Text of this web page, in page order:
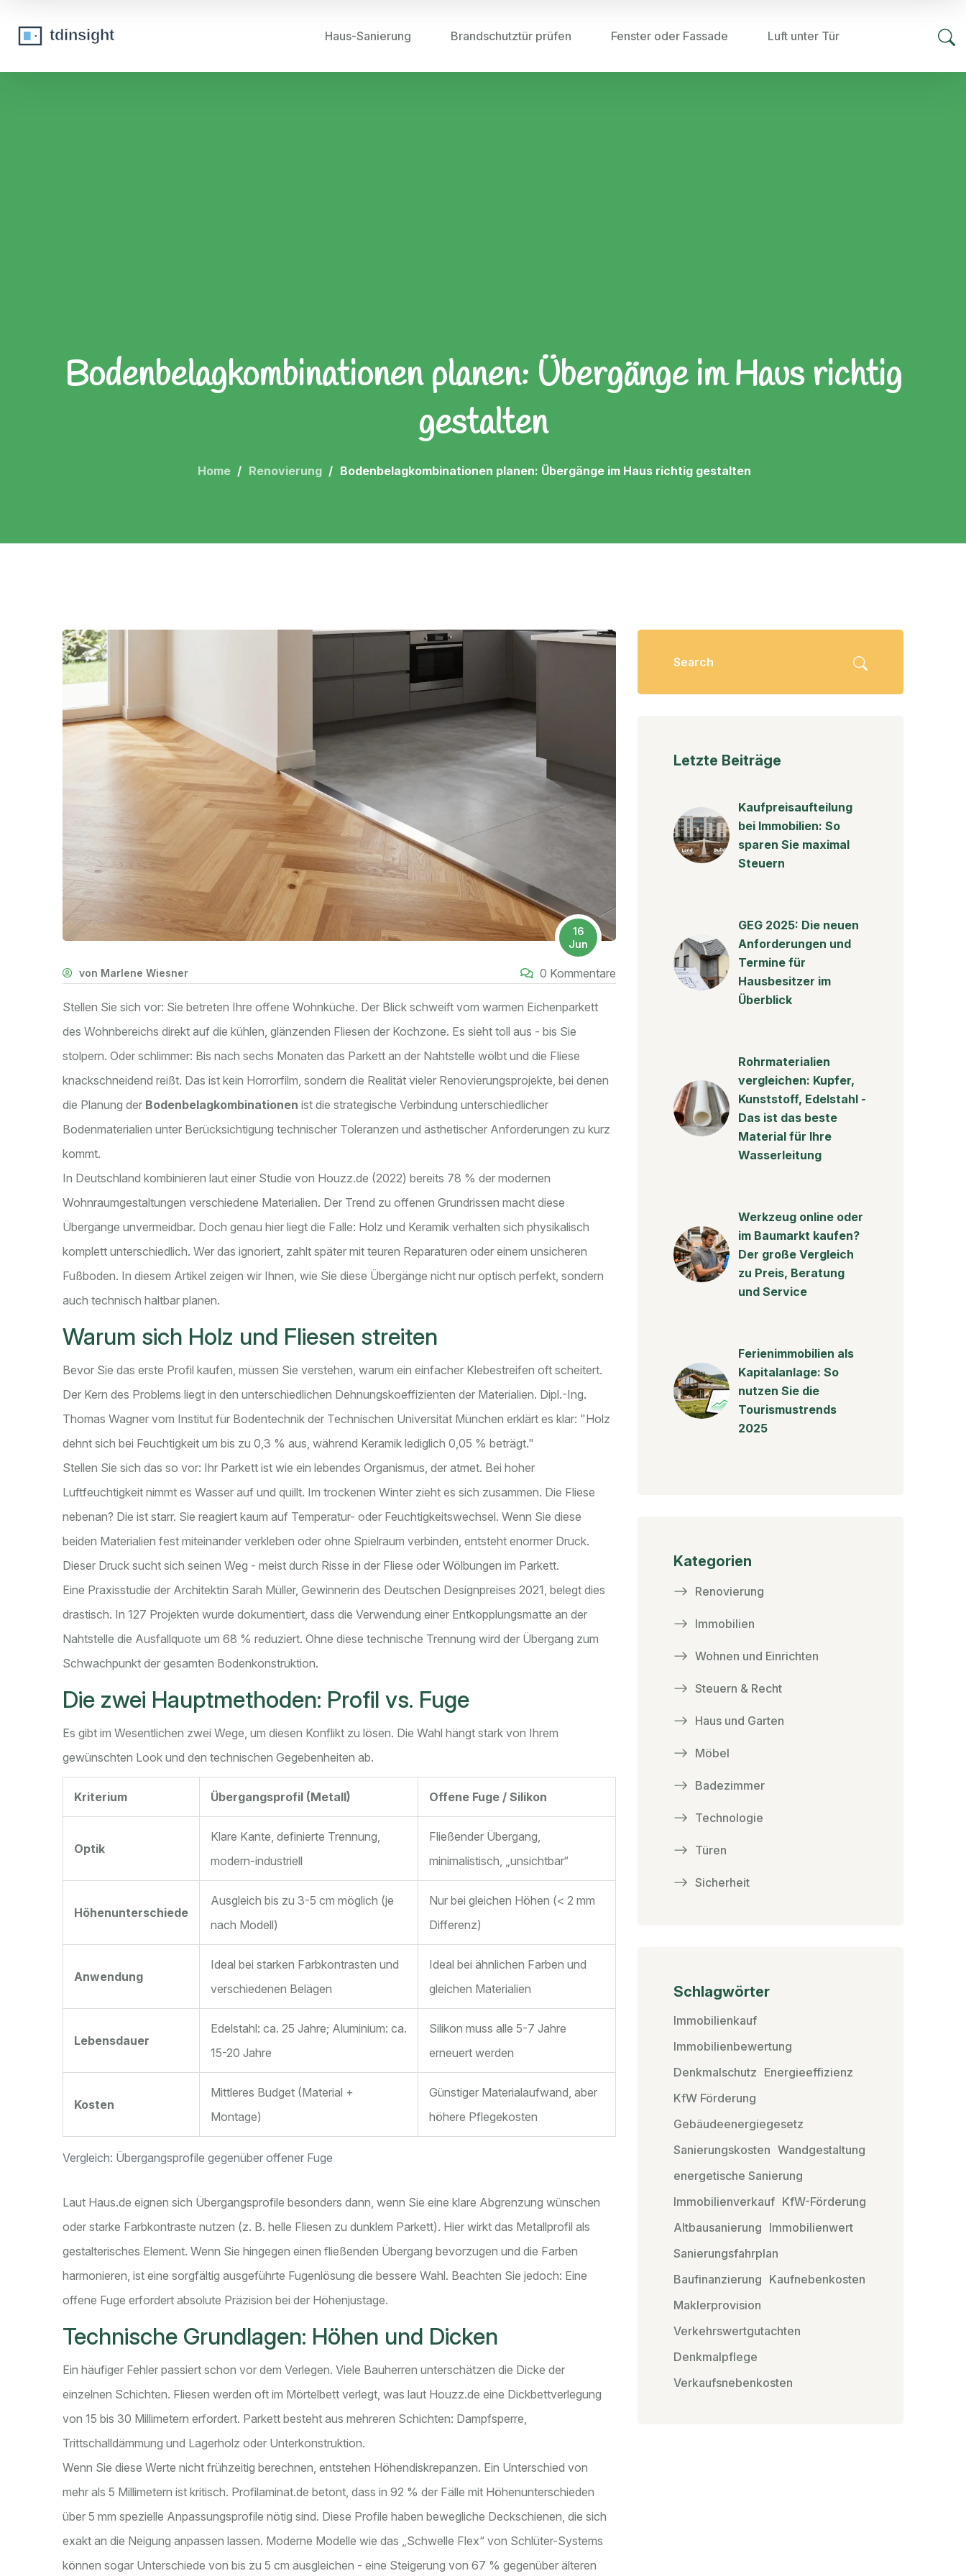
Haus-Sanierung Brandschutztür prüfen Fenster oder Fassade Luft unter Tür
Bodenbelagkombinationen planen: Übergänge im Haus richtig
gestalten
Home Renovierung Bodenbelagkombinationen planen: Übergänge im Haus richtig gestalten
16
Jun
von Marlene Wiesner 0 Kommentare
Stellen Sie sich vor: Sie betreten Ihre offene Wohnküche. Der Blick schweift vom warmen Eichenparkett
des Wohnbereichs direkt auf die kühlen, glänzenden Fliesen der Kochzone. Es sieht toll aus - bis Sie
stolpern. Oder schlimmer: Bis nach sechs Monaten das Parkett an der Nahtstelle wölbt und die Fliese
knackschneidend reißt. Das ist kein Horrorfilm, sondern die Realität vieler Renovierungsprojekte, bei denen
die Planung der Bodenbelagkombinationen ist die strategische Verbindung unterschiedlicher
Bodenmaterialien unter Berücksichtigung technischer Toleranzen und ästhetischer Anforderungen zu kurz
kommt.
In Deutschland kombinieren laut einer Studie von Houzz.de (2022) bereits 78 % der modernen
Wohnraumgestaltungen verschiedene Materialien. Der Trend zu offenen Grundrissen macht diese
Übergänge unvermeidbar. Doch genau hier liegt die Falle: Holz und Keramik verhalten sich physikalisch
komplett unterschiedlich. Wer das ignoriert, zahlt später mit teuren Reparaturen oder einem unsicheren
Fußboden. In diesem Artikel zeigen wir Ihnen, wie Sie diese Übergänge nicht nur optisch perfekt, sondern
auch technisch haltbar planen.
Warum sich Holz und Fliesen streiten
Bevor Sie das erste Profil kaufen, müssen Sie verstehen, warum ein einfacher Klebestreifen oft scheitert.
Der Kern des Problems liegt in den unterschiedlichen Dehnungskoeffizienten der Materialien. Dipl.-Ing.
Thomas Wagner vom Institut für Bodentechnik der Technischen Universität München erklärt es klar: "Holz
dehnt sich bei Feuchtigkeit um bis zu 0,3 % aus, während Keramik lediglich 0,05 % beträgt."
Stellen Sie sich das so vor: Ihr Parkett ist wie ein lebendes Organismus, der atmet. Bei hoher
Luftfeuchtigkeit nimmt es Wasser auf und quillt. Im trockenen Winter zieht es sich zusammen. Die Fliese
nebenan? Die ist starr. Sie reagiert kaum auf Temperatur- oder Feuchtigkeitswechsel. Wenn Sie diese
beiden Materialien fest miteinander verkleben oder ohne Spielraum verbinden, entsteht enormer Druck.
Dieser Druck sucht sich seinen Weg - meist durch Risse in der Fliese oder Wölbungen im Parkett.
Eine Praxisstudie der Architektin Sarah Müller, Gewinnerin des Deutschen Designpreises 2021, belegt dies
drastisch. In 127 Projekten wurde dokumentiert, dass die Verwendung einer Entkopplungsmatte an der
Nahtstelle die Ausfallquote um 68 % reduziert. Ohne diese technische Trennung wird der Übergang zum
Schwachpunkt der gesamten Bodenkonstruktion.
Die zwei Hauptmethoden: Profil vs. Fuge
Es gibt im Wesentlichen zwei Wege, um diesen Konflikt zu lösen. Die Wahl hängt stark von Ihrem
gewünschten Look und den technischen Gegebenheiten ab.
Vergleich: Übergangsprofile gegenüber offener Fuge
Kriterium Übergangsprofil (Metall) Offene Fuge / Silikon
Optik
Klare Kante, definierte Trennung,
modern-industriell
Fließender Übergang,
minimalistisch, „unsichtbar“
Höhenunterschiede
Ausgleich bis zu 3-5 cm möglich (je
nach Modell)
Nur bei gleichen Höhen (< 2 mm
Differenz)
Anwendung
Ideal bei starken Farbkontrasten und
verschiedenen Belägen
Ideal bei ähnlichen Farben und
gleichen Materialien
Lebensdauer
Edelstahl: ca. 25 Jahre; Aluminium: ca.
15-20 Jahre
Silikon muss alle 5-7 Jahre
erneuert werden
Kosten
Mittleres Budget (Material +
Montage)
Günstiger Materialaufwand, aber
höhere Pflegekosten
Laut Haus.de eignen sich Übergangsprofile besonders dann, wenn Sie eine klare Abgrenzung wünschen
oder starke Farbkontraste nutzen (z. B. helle Fliesen zu dunklem Parkett). Hier wirkt das Metallprofil als
gestalterisches Element. Wenn Sie hingegen einen fließenden Übergang bevorzugen und die Farben
harmonieren, ist eine sorgfältig ausgeführte Fugenlösung die bessere Wahl. Beachten Sie jedoch: Eine
offene Fuge erfordert absolute Präzision bei der Höhenjustage.
Technische Grundlagen: Höhen und Dicken
Ein häufiger Fehler passiert schon vor dem Verlegen. Viele Bauherren unterschätzen die Dicke der
einzelnen Schichten. Fliesen werden oft im Mörtelbett verlegt, was laut Houzz.de eine Dickbettverlegung
von 15 bis 30 Millimetern erfordert. Parkett besteht aus mehreren Schichten: Dampfsperre,
Trittschalldämmung und Lagerholz oder Unterkonstruktion.
Wenn Sie diese Werte nicht frühzeitig berechnen, entstehen Höhendiskrepanzen. Ein Unterschied von
mehr als 5 Millimetern ist kritisch. Profilaminat.de betont, dass in 92 % der Fälle mit Höhenunterschieden
über 5 mm spezielle Anpassungsprofile nötig sind. Diese Profile haben bewegliche Deckschienen, die sich
exakt an die Neigung anpassen lassen. Moderne Modelle wie das „Schwelle Flex“ von Schlüter-Systems
können sogar Unterschiede von bis zu 5 cm ausgleichen - eine Steigerung von 67 % gegenüber älteren
Letzte Beiträge
Kaufpreisaufteilung
bei Immobilien: So
sparen Sie maximal
Steuern
GEG 2025: Die neuen
Anforderungen und
Termine für
Hausbesitzer im
Überblick
Rohrmaterialien
vergleichen: Kupfer,
Kunststoff, Edelstahl -
Das ist das beste
Material für Ihre
Wasserleitung
Werkzeug online oder
im Baumarkt kaufen?
Der große Vergleich
zu Preis, Beratung
und Service
Ferienimmobilien als
Kapitalanlage: So
nutzen Sie die
Tourismustrends
2025
Kategorien
Renovierung
Immobilien
Wohnen und Einrichten
Steuern & Recht
Haus und Garten
Möbel
Badezimmer
Technologie
Türen
Sicherheit
Schlagwörter
Immobilienkauf
Immobilienbewertung
Denkmalschutz Energieeffizienz
KfW Förderung
Gebäudeenergiegesetz
Sanierungskosten Wandgestaltung
energetische Sanierung
Immobilienverkauf KfW-Förderung
Altbausanierung Immobilienwert
Sanierungsfahrplan
Baufinanzierung Kaufnebenkosten
Maklerprovision
Verkehrswertgutachten
Denkmalpflege
Verkaufsnebenkosten